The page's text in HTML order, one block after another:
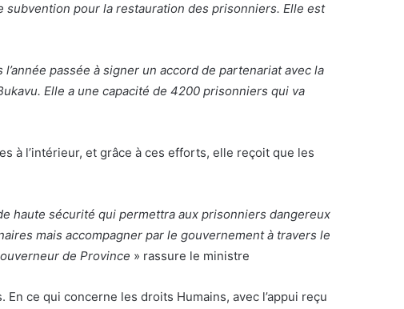
subvention pour la restauration des prisonniers. Elle est
passée à signer un accord de partenariat avec la
Elle a une capacité de 4200 prisonniers qui va
à l’intérieur, et grâce à ces efforts, elle reçoit que les
haute sécurité qui permettra aux prisonniers dangereux
mais accompagner par le gouvernement à travers le
de Province » rassure le ministre
ce qui concerne les droits Humains, avec l’appui reçu